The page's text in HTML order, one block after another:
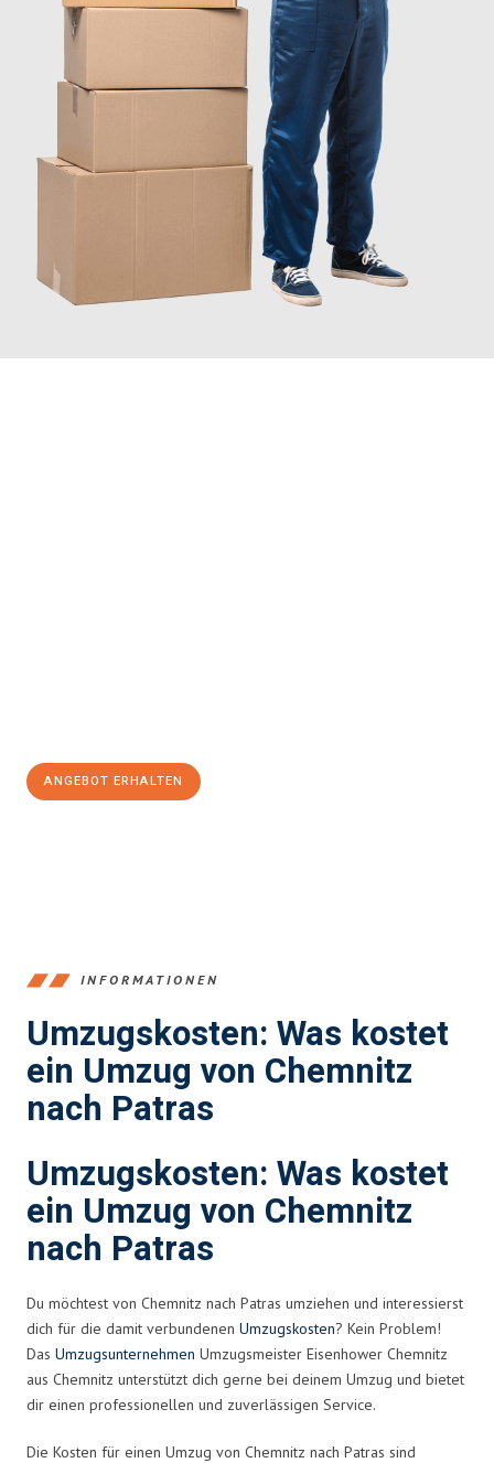
ANGEBOT ERHALTEN
INFORMATIONEN
Umzugskosten: Was kostet
ein Umzug von Chemnitz
nach Patras
Umzugskosten: Was kostet
ein Umzug von Chemnitz
nach Patras
Du möchtest von Chemnitz nach Patras umziehen und interessierst
dich für die damit verbundenen Umzugskosten? Kein Problem!
Das Umzugsunternehmen Umzugsmeister Eisenhower Chemnitz
aus Chemnitz unterstützt dich gerne bei deinem Umzug und bietet
dir einen professionellen und zuverlässigen Service.
Die Kosten für einen Umzug von Chemnitz nach Patras sind